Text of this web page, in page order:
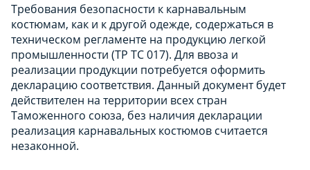
Требования безопасности к карнавальным
костюмам, как и к другой одежде, содержаться в
техническом регламенте на продукцию легкой
промышленности (ТР ТС 017). Для ввоза и
реализации продукции потребуется оформить
декларацию соответствия. Данный документ будет
действителен на территории всех стран
Таможенного союза, без наличия декларации
реализация карнавальных костюмов считается
незаконной.